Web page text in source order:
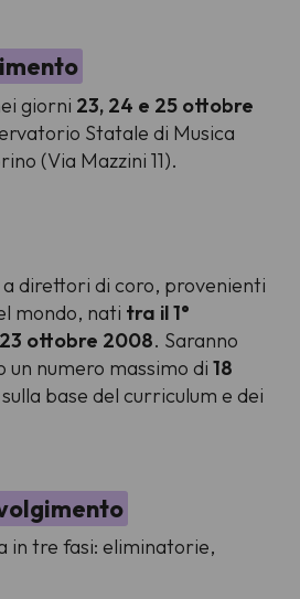
giorni 23, 24 e 25 ottobre
Statale di Musica
(Via Mazzini 11).
direttori di coro, provenienti
mondo, nati tra il 1°
23 ottobre 2008. Saranno
un numero massimo di 18
base del curriculum e dei
in tre fasi: eliminatorie,